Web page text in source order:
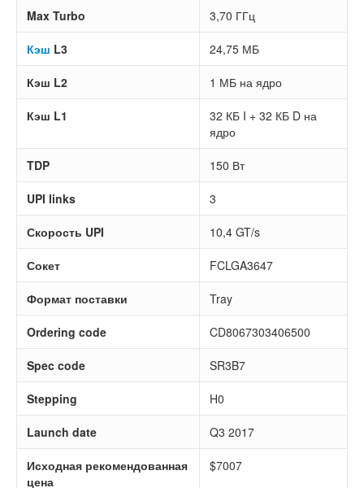
Max Turbo 3,70 ГГц
Кэш L3 24,75 МБ
Кэш L2 1 МБ на ядро
Кэш L1
32 КБ I + 32 КБ D на
ядро
TDP 150 Вт
UPI links 3
Скорость UPI 10,4 GT/s
Сокет FCLGA3647
Формат поставки Tray
Ordering code CD8067303406500
Spec code SR3B7
Stepping H0
Launch date Q3 2017
Исходная рекомендованная
цена
$7007